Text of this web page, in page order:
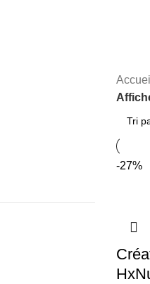
Accueil
-27%